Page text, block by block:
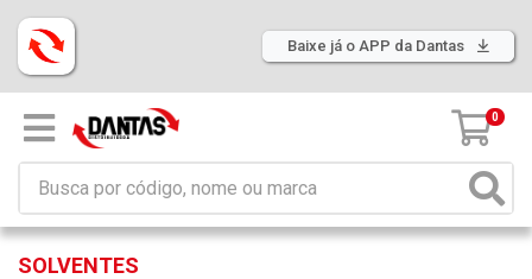
Baixe já o APP da Dantas
0
SOLVENTES